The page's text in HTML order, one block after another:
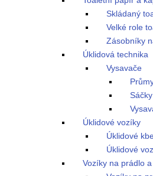
Skládaný
Velké role
Zásobníky
Úklidová technika
Vysavače
Úklidové vozíky
Úklidové
Úklidové
Vozíky na prádlo